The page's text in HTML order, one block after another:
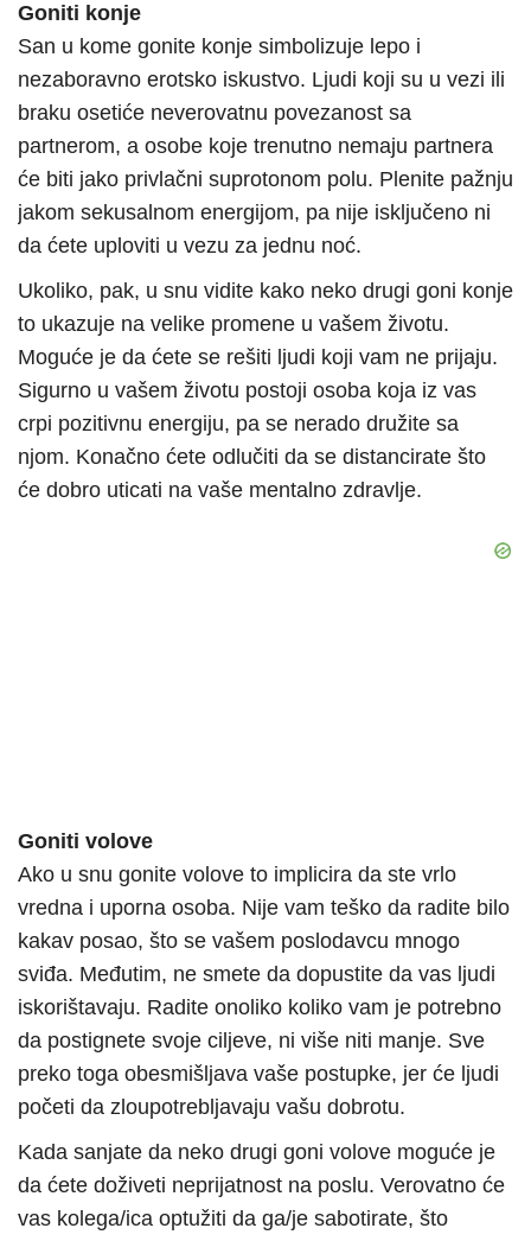
Goniti konje
San u kome gonite konje simbolizuje lepo i
nezaboravno erotsko iskustvo. Ljudi koji su u vezi ili
braku osetiće neverovatnu povezanost sa
partnerom, a osobe koje trenutno nemaju partnera
će biti jako privlačni suprotonom polu. Plenite pažnju
jakom sekusalnom energijom, pa nije isključeno ni
da ćete uploviti u vezu za jednu noć.
Ukoliko, pak, u snu vidite kako neko drugi goni konje
to ukazuje na velike promene u vašem životu.
Moguće je da ćete se rešiti ljudi koji vam ne prijaju.
Sigurno u vašem životu postoji osoba koja iz vas
crpi pozitivnu energiju, pa se nerado družite sa
njom. Konačno ćete odlučiti da se distancirate što
će dobro uticati na vaše mentalno zdravlje.
Goniti volove
Ako u snu gonite volove to implicira da ste vrlo
vredna i uporna osoba. Nije vam teško da radite bilo
kakav posao, što se vašem poslodavcu mnogo
sviđa. Međutim, ne smete da dopustite da vas ljudi
iskorištavaju. Radite onoliko koliko vam je potrebno
da postignete svoje ciljeve, ni više niti manje. Sve
preko toga obesmišljava vaše postupke, jer će ljudi
početi da zloupotrebljavaju vašu dobrotu.
Kada sanjate da neko drugi goni volove moguće je
da ćete doživeti neprijatnost na poslu. Verovatno će
vas kolega/ica optužiti da ga/je sabotirate, što